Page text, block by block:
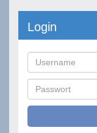
Login